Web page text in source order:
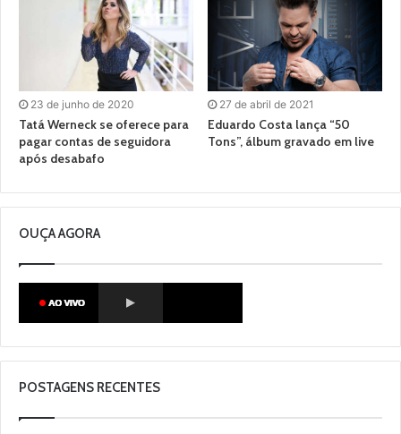
23 de junho de 2020
Tatá Werneck se oferece para
pagar contas de seguidora
após desabafo
27 de abril de 2021
Eduardo Costa lança “50
Tons”, álbum gravado em live
OUÇA AGORA
POSTAGENS RECENTES